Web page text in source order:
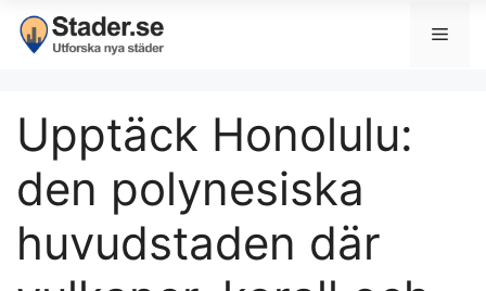
Upptäck Honolulu:
den polynesiska
huvudstaden där